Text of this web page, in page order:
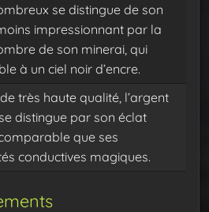
se distingue de son
impressionnant par la
de son minerai, qui
à un ciel noir d’encre.
très haute qualité, l’argent
distingue par son éclat
que ses
conductives magiques.